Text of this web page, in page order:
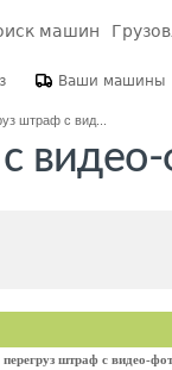
машин
Ваши машины
штраф с вид...
перегруз штраф с видео-